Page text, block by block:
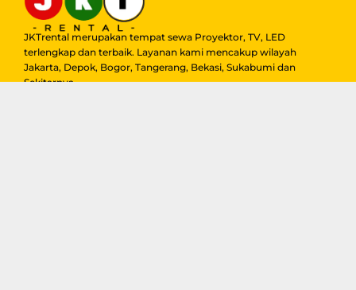
JKTrental merupakan tempat sewa Proyektor, TV, LED
terlengkap dan terbaik. Layanan kami mencakup wilayah
Jakarta, Depok, Bogor, Tangerang, Bekasi, Sukabumi dan
Sekitarnya